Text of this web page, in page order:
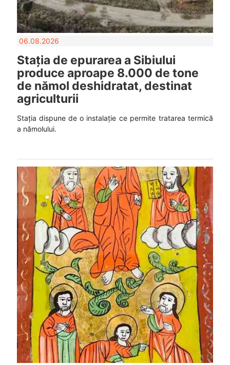
06.08.2026
Stația de epurarea a Sibiului
produce aproape 8.000 de tone
de nămol deshidratat, destinat
agriculturii
Stația dispune de o instalație ce permite tratarea termică
a nămolului.